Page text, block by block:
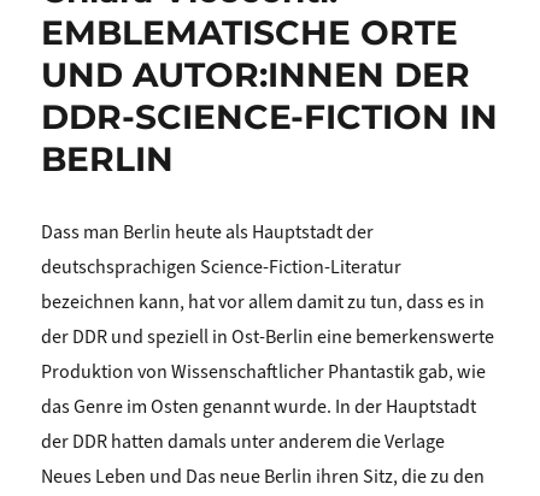
EMBLEMATISCHE ORTE
UND AUTOR:INNEN DER
DDR-SCIENCE-FICTION IN
BERLIN
Dass man Berlin heute als Hauptstadt der
deutschsprachigen Science-Fiction-Literatur
bezeichnen kann, hat vor allem damit zu tun, dass es in
der DDR und speziell in Ost-Berlin eine bemerkenswerte
Produktion von Wissenschaftlicher Phantastik gab, wie
das Genre im Osten genannt wurde. In der Hauptstadt
der DDR hatten damals unter anderem die Verlage
Neues Leben und Das neue Berlin ihren Sitz, die zu den